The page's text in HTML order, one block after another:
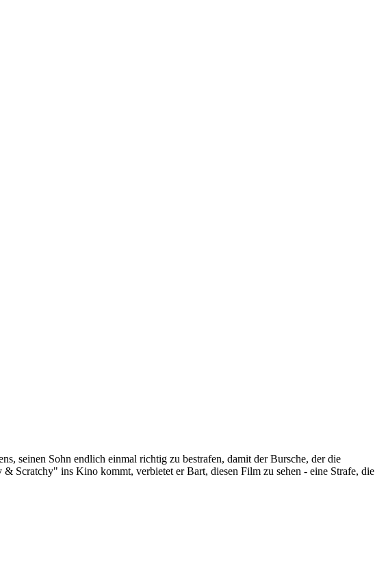
seinen Sohn endlich einmal richtig zu bestrafen, damit der Bursche, der die
Scratchy" ins Kino kommt, verbietet er Bart, diesen Film zu sehen - eine Strafe, die